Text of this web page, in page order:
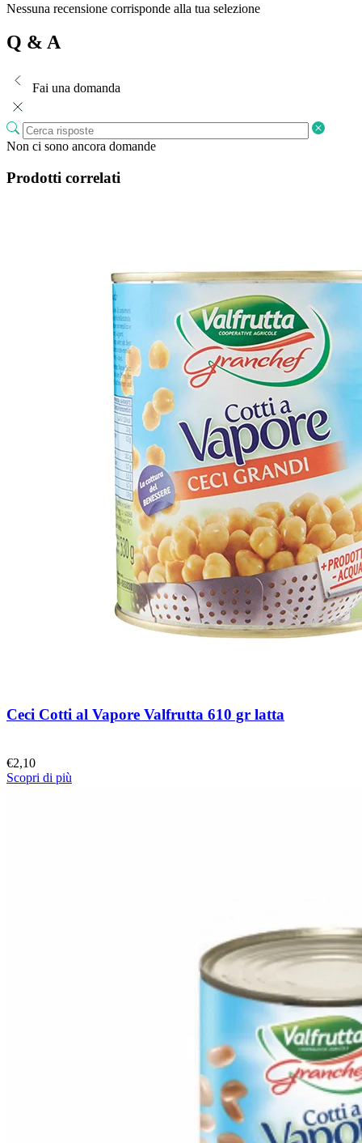
Nessuna recensione corrisponde alla tua selezione
Q & A
Fai una domanda
Non ci sono ancora domande
Prodotti correlati
Ceci Cotti al Vapore Valfrutta 610 gr latta
€2,10
Scopri di più